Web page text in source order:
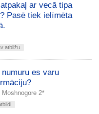
ar vecā tipa
Pasē tiek ielīmēta
atbilžu
es varu
Moshnogore 2*